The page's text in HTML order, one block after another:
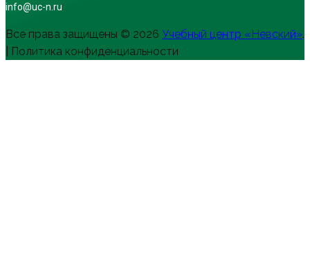
info@uc-n.ru
Все права защищены © 2026 Учебный центр «Невский».
| Политика конфиденциальности